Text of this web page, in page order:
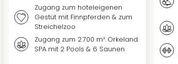
Zugang zum hoteleigenen
Gestüt mit Finnpferden & zum
Streichelzoo
Zugang zum 2.700 m² Orkeland
SPA mit 2 Pools & 6 Saunen